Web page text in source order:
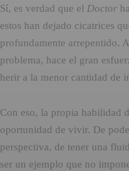
Sí, es verdad que el Doctor
estos han dejado cicatrices
profundamente arrepentido.
problema, hace el gran
herir a la menor cantidad de
Con eso, la propia habilidad
oportunidad de vivir. De
perspectiva, de tener una
ser un ejemplo que no